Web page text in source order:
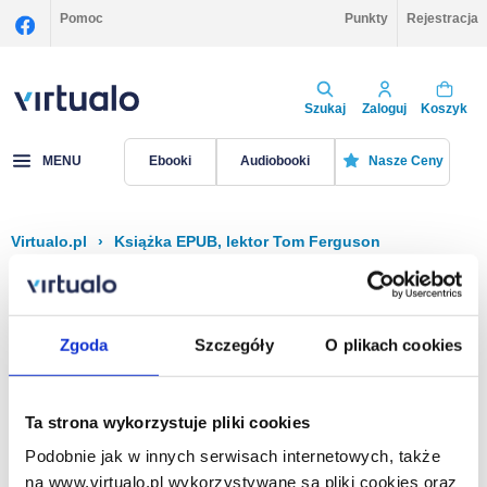
Zgoda Szczegóły O plikach cookies
Ta strona wykorzystuje pliki cookies
Podobnie jak w innych serwisach internetowych, także
na www.virtualo.pl wykorzystywane są pliki cookies oraz
Pomoc Punkty Rejestracja
Szukaj Zaloguj Koszyk
MENU Ebooki Audiobooki Nasze Ceny
Virtualo.pl › Książka EPUB, lektor Tom Ferguson
Filtruj Sortuj
Na stronie